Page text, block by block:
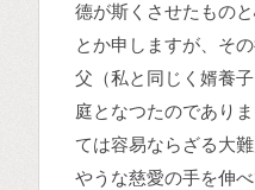
德が斯くさせたもの
とか申しますが、そ
父（私と同じく婿養
庭となつたのであり
ては容易ならざる大
やうな慈愛の手を伸